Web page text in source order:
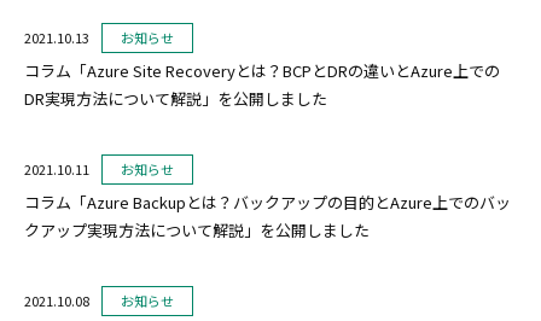
2021.10.13 お知らせ
コラム「Azure Site Recoveryとは？BCPとDRの違いとAzure上での
DR実現方法について解説」を公開しました
2021.10.11 お知らせ
コラム「Azure Backupとは？バックアップの目的とAzure上でのバッ
クアップ実現方法について解説」を公開しました
2021.10.08 お知らせ